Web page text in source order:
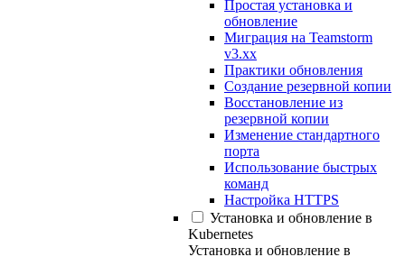
Простая установка и
обновление
Миграция на Teamstorm
v3.xx
Практики обновления
Создание резервной копии
Восстановление из
резервной копии
Изменение стандартного
порта
Использование быстрых
команд
Настройка HTTPS
Установка и обновление в
Kubernetes
Установка и обновление в